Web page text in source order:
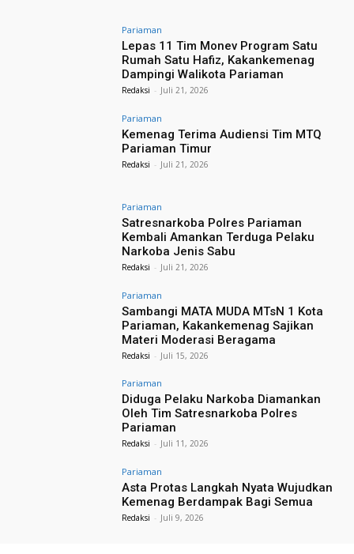
Pariaman
Lepas 11 Tim Monev Program Satu
Rumah Satu Hafiz, Kakankemenag
Dampingi Walikota Pariaman
Redaksi - Juli 21, 2026
Pariaman
Kemenag Terima Audiensi Tim MTQ
Pariaman Timur
Redaksi - Juli 21, 2026
Pariaman
Satresnarkoba Polres Pariaman
Kembali Amankan Terduga Pelaku
Narkoba Jenis Sabu
Redaksi - Juli 21, 2026
Pariaman
Sambangi MATA MUDA MTsN 1 Kota
Pariaman, Kakankemenag Sajikan
Materi Moderasi Beragama
Redaksi - Juli 15, 2026
Pariaman
Diduga Pelaku Narkoba Diamankan
Oleh Tim Satresnarkoba Polres
Pariaman
Redaksi - Juli 11, 2026
Pariaman
Asta Protas Langkah Nyata Wujudkan
Kemenag Berdampak Bagi Semua
Redaksi - Juli 9, 2026